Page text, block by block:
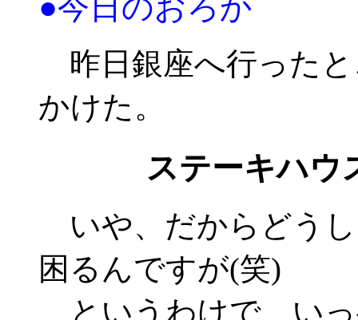
●今日のおろか
昨日銀座へ行った
かけた。
ステーキハ
いや、だからどう
困るんですが(笑)
というわけで、い